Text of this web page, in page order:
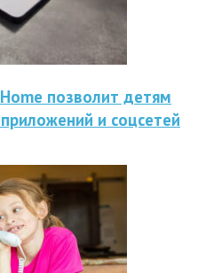
позволит детям
и соцсетей